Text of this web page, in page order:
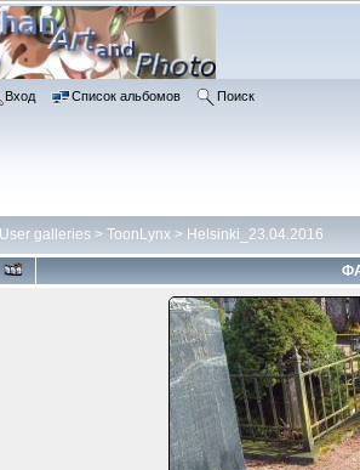
Вход Список альбомов Поиск
User galleries > ToonLynx > Helsinki_23.04.2016